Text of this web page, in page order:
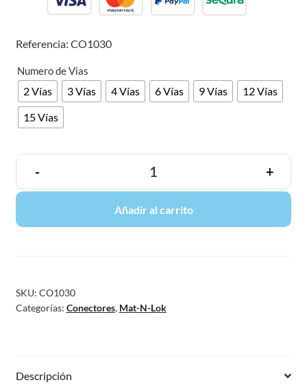
Referencia: CO1030
Numero de Vias
2 Vías 3 Vías 4 Vías 6 Vías 9 Vías
12 Vías
15 Vías
- +
Añadir al carrito
SKU: CO1030
Categorías: Conectores, Mat-N-Lok
Descripción